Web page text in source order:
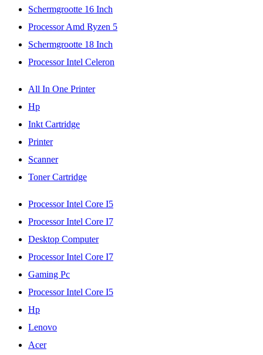
Schermgrootte 16 Inch
Processor Amd Ryzen 5
Schermgrootte 18 Inch
Processor Intel Celeron
All In One Printer
Hp
Inkt Cartridge
Printer
Scanner
Toner Cartridge
Processor Intel Core I5
Processor Intel Core I7
Desktop Computer
Processor Intel Core I7
Gaming Pc
Processor Intel Core I5
Hp
Lenovo
Acer